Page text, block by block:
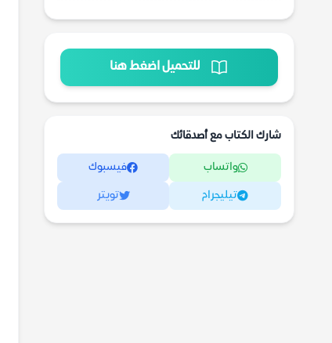
للتحميل اضغط هنا
شارك الكتاب مع أصدقائك
واتساب فيسبوك
تيليجرام تويتر